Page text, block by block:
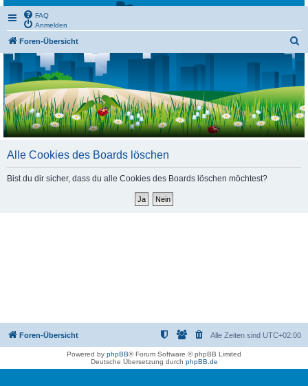
FAQ
Anmelden
Foren-Übersicht
h
e
Alle Cookies des Boards löschen
Bist du dir sicher, dass du alle Cookies des Boards löschen möchtest?
Foren-Übersicht Alle Zeiten sind UTC+02:00
Powered by phpBB® Forum Software © phpBB Limited
Deutsche Übersetzung durch phpBB.de